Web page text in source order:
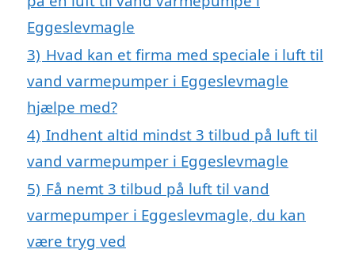
Eggeslevmagle
3) Hvad kan et firma med speciale i luft til
vand varmepumper i Eggeslevmagle
hjælpe med?
4) Indhent altid mindst 3 tilbud på luft til
vand varmepumper i Eggeslevmagle
5) Få nemt 3 tilbud på luft til vand
varmepumper i Eggeslevmagle, du kan
være tryg ved